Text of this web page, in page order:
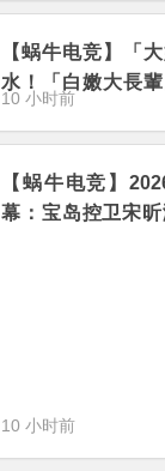
【蜗牛电竞】「
水！「白嫩大長
妹子94孝順啊～
10 小时前
【蜗牛电竞】
幕：宝岛控卫宋
10 小时前